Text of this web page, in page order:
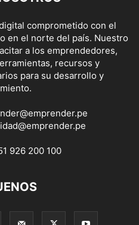
comprometido con el
en el norte del país. Nuestro
a los emprendedores,
recursos y
para su desarrollo y
926 200 100